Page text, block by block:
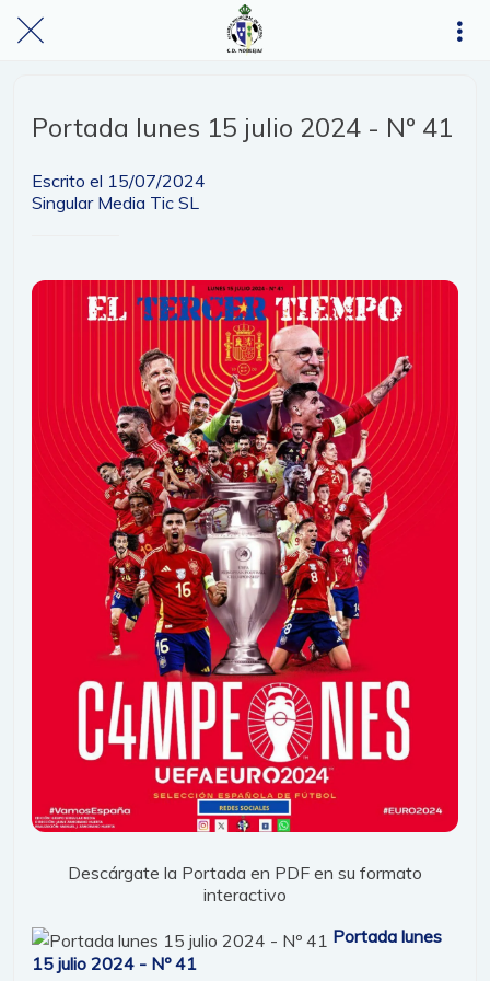
Portada lunes 15 julio 2024 - Nº 41
Escrito el 15/07/2024
Singular Media Tic SL
Descárgate la Portada en PDF en su formato
interactivo
Portada lunes
15 julio 2024 - Nº 41